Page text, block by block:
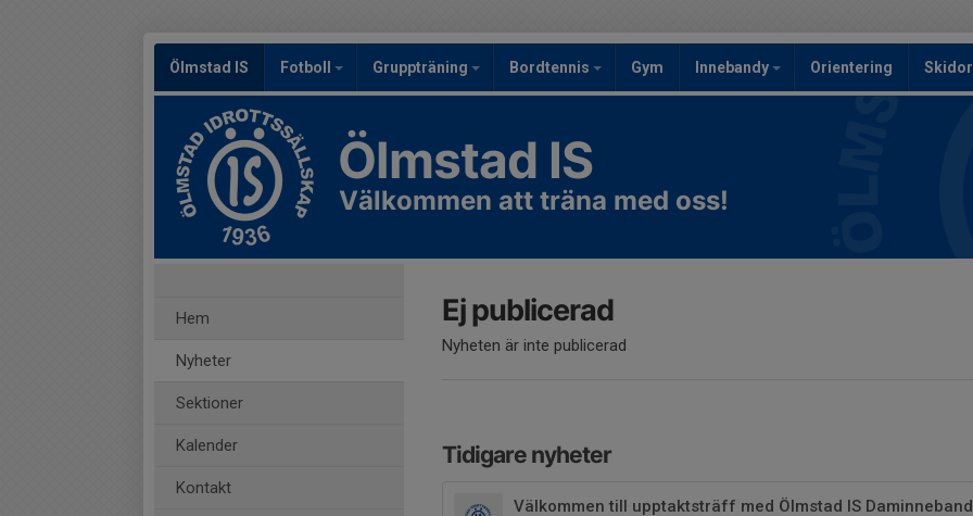
Ölmstad IS Fotboll Gruppträning Bordtennis Gym Innebandy Orientering Skidor
Ölmstad IS
Välkommen att träna med oss!
Hem
Nyheter
Sektioner
Kalender
Kontakt
Ej publicerad
Nyheten är inte publicerad
Tidigare nyheter
Välkommen till upptaktsträff med Ölmstad IS